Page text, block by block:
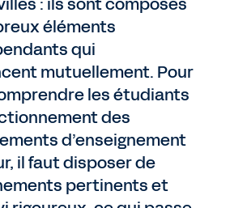
éléments
qui
mutuellement. Pour
les étudiants
des
d’enseignement
il faut disposer de
pertinents et